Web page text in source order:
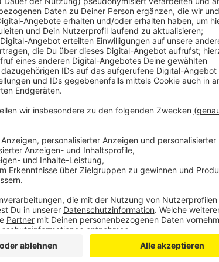
Die AWO mit ihren Pflegeheimen in Rheindorf und
aufgestellt, was ihre Personalsituation angeht.
Monaten eigenständig massiv um Nachwuchs
Aktuell arbeiten bei der AWO 30 Azubis in der
ihnen sind auch junge Frauen und Männer aus Indien,
Personal zu rekrutieren ist enorm, sagte eine
Menschen aus dem Ausland zum Beispiel auch um
auch gut aufgestellt – aktuell gibt es hier in der
Die neue, generalistische Pflegeausbildung seit
Nach ihrem Abschluss können die fertigen Pfleger in
ambulanten Gesundheitsversorgung arbeiten. Sie
mehr Spielraum in Sachen Gehalt.